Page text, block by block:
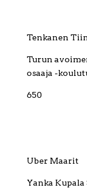
Tenkanen
Turun
osaaja -
650
Uber Maarit
Yanka